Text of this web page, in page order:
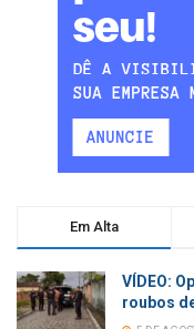
Em Alta
VÍDEO:
roubos